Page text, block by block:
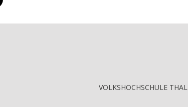
VOLKSHOCHSCHULE THAL